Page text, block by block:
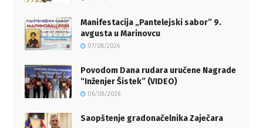
Manifestacija „Pantelejski sabor” 9.
avgusta u Marinovcu
07/08/2026
Povodom Dana rudara uručene Nagrade
“Inženjer Šistek” (VIDEO)
06/08/2026
Saopštenje gradonačelnika Zaječara